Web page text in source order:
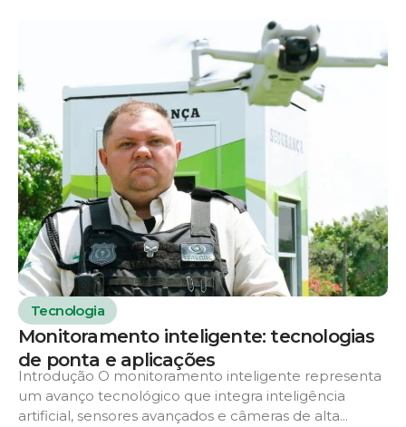
Tecnologia
Monitoramento inteligente: tecnologias
de ponta e aplicações
Introdução O monitoramento inteligente representa
um avanço tecnológico que integra inteligência
artificial, sensores avançados e câmeras de alta...